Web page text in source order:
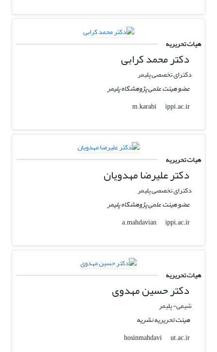
هیات تحریریه
دکتر محمد کرابی
دکترای تخصصی پلیمر
عضو هیئت علمی پژوهشگاه پلیمر
m.karabi
ippi.ac.ir
هیات تحریریه
دکتر علیرضا مهدویان
دکترای تخصصی پلیمر
عضو هیئت علمی پژوهشگاه پلیمر
a.mahdavian
ippi.ac.ir
هیات تحریریه
دکتر حسین مهدوی
شیمی- پلیمر
هیئت تحریریه نشریه
hosinmahdavi
ut.ac.ir